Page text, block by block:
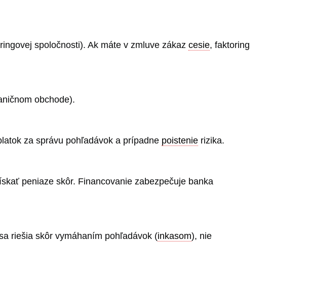
spoločnosti). Ak máte v zmluve zákaz cesie, faktoring
obchode).
za správu pohľadávok a prípadne poistenie rizika.
peniaze skôr. Financovanie zabezpečuje banka
riešia skôr vymáhaním pohľadávok (inkasom), nie